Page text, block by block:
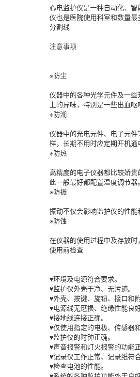
心电监护仪是一种自动化、
仪也是医院使用科室和数量
分割线
注意事项
※防尘
仪器中的各种光学元件及一
上的异味，特别是一些出血呕
※防潮
仪器中的光电元件、电子元
样，长期不用时应定期开机
※防热
高精度的电子仪器都比较娇
此一般最好都配置温度调节
※防振
振动不仅会影响监护仪的性
※防蚀
在仪器的使用过程中及存放时
使用前检查
♥环境及电源符合要求。
♥监护仪外壳干净、无污迹。
♥外壳、按键、旋钮、接口和
♥电源线无磨损、绝缘性能良好
♥接地线连接正确。
♥仅使用指定的电极、传感器
♥监护仪的时钟正确。
♥声音报警和灯火报警的功能正
♥记录仪工作正常、记录纸符
♥检查电池的性能。